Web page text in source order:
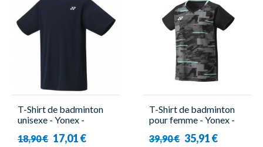
T-Shirt de badminton
unisexe - Yonex -
18,90 € 17,01 €
T-Shirt de badminton
pour femme - Yonex -
39,90 € 35,91 €